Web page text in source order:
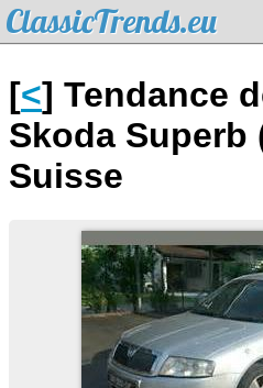
ClassicTrends.eu
[<] Tendance
Skoda Superb
Suisse